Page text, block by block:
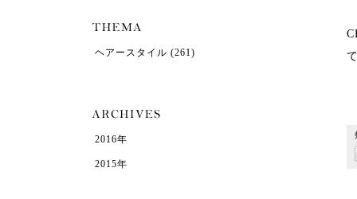
ヘアースタイル (261)
2016年
2015年